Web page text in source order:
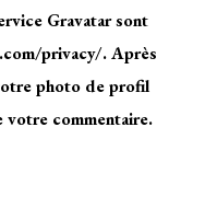
Gravatar sont
privacy/. Après
photo de profil
votre commentaire.